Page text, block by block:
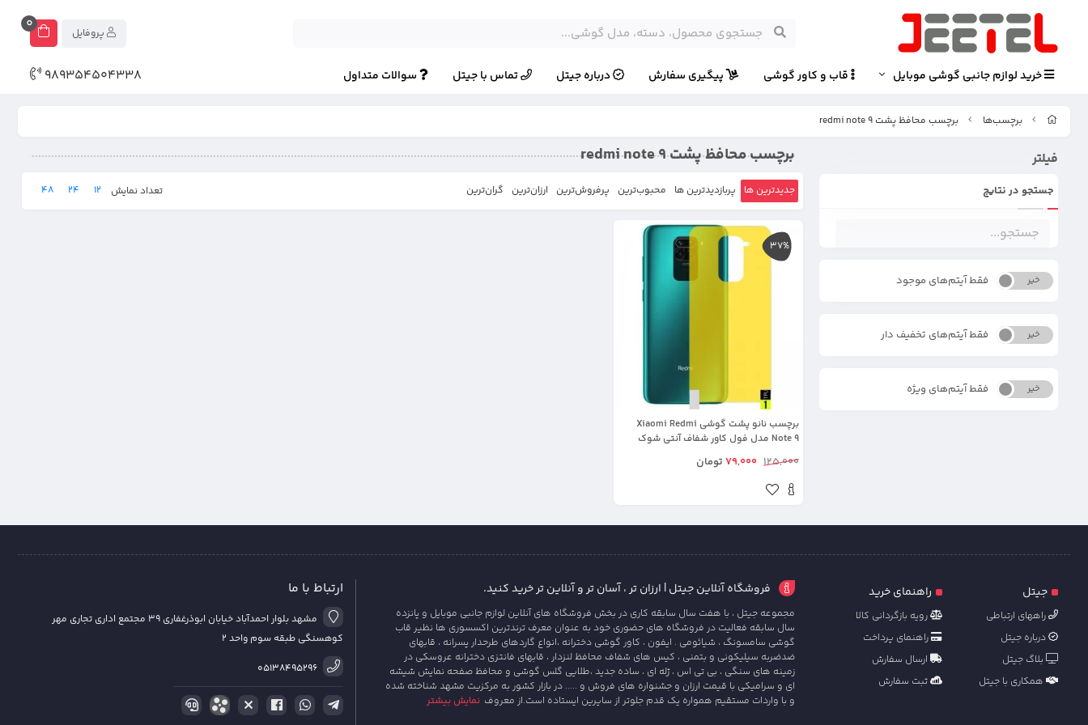
0
خرید لوازم جانبی گوشی موبایل قاب و کاور گوشی پیگیری سفارش درباره جیتل تماس با جیتل سوالات متداول 989354504338
برچسب‌ها برچسب محافظ پشت redmi note 9
فیلتر
جستجو در نتایج
بله خیر فقط آیتم‌های موجود
بله خیر فقط آیتم‌های تخفیف دار
بله خیر فقط آیتم‌های ویژه
برچسب محافظ پشت redmi note 9
جدیدترین ها پربازدیدترین ها محبوب‌‌ترین پرفروش‌ترین ارزان‌ترین گران‌ترین تعداد نمایش 12
24
48
37%
برچسب نانو پشت گوشی Xiaomi Redmi
Note 9 مدل فول کاور شفاف آنتی شوک
125,000
79,000 تومان
جیتل
راههای ارتباطی
درباره جیتل
بلاگ جیتل
همکاری با جیتل
راهنمای خرید
رویه بازگردانی کالا
راهنمای پرداخت
ارسال سفارش
ثبت سفارش
فروشگاه آنلاین جیتل | ارزان تر ، آسان تر و آنلاین تر خرید کنید.
مجموعه جیتل ، با هفت سال سابقه کاری در بخش فروشگاه های آنلاین لوازم جانبی موبایل و پانزده
سال سابقه فعالیت در فروشگاه های حضوری خود به عنوان معرف ترندترین اکسسوری ها نظیر قاب
گوشی سامسونگ ، شیائومی . ایفون ، کاور گوشی دخترانه ،انواع گاردهای طرحدار پسرانه ، قابهای
ضدضربه سیلیکونی و بتمنی ، کیس های شفاف محافظ لنزدار ، قابهای فانتزی دخترانه عروسکی در
زمینه های سنگی ، بی تی اس ، ژله ای ، ساده جدید ،طلایی گلس گوشی و محافظ صفحه نمایش شیشه
ای و سرامیکی با قیمت ارزان و جشنواره های فروش و ..... در بازار کشور به مرکزیت مشهد شناخته شده
و با واردات مستقیم همواره یک قدم جلوتر از سایرین ایستاده است.از معروف نمایش بیشتر
ارتباط با ما
مشهد بلوار احمدآباد خیابان ابوذرغفاری 39 مجتمع اداری تجاری مهر
کوهسنگی طبقه سوم واحد 2
05138495296